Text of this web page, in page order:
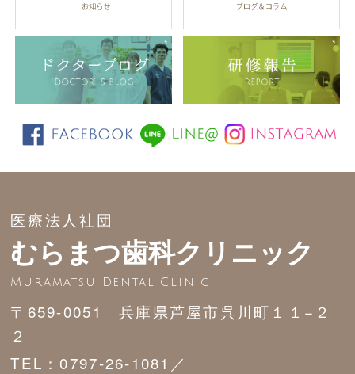
医療法人社団
むらまつ歯科クリニック
Muramatsu Dental Clinic
〒659-0051 兵庫県芦屋市呉川町１１−２
２
TEL：0797-26-1081／